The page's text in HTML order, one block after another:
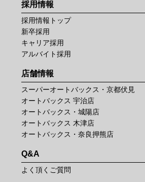
採用情報
採用情報トップ
新卒採用
キャリア採用
アルバイト採用
店舗情報
スーパーオートバックス・京都伏見
オートバックス 宇治店
オートバックス・城陽店
オートバックス 木津店
オートバックス・奈良押熊店
Q&A
よく頂くご質問